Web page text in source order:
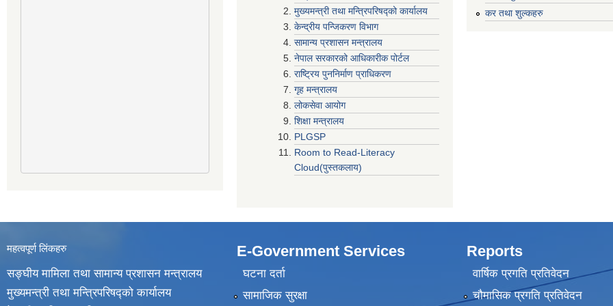
मुख्यमन्त्री तथा मन्त्रिपरिषद्‍को कार्यालय
केन्द्रीय पन्जिकरण विभाग
सामान्य प्रशासन मन्त्रालय
नेपाल सरकारको आधिकारीक पोर्टल
राष्ट्रिय पुननिर्माण प्राधिकरण
गृह मन्त्रालय
लोकसेवा आयोग
शिक्षा मन्त्रालय
PLGSP
Room to Read-Literacy
Cloud(पुस्तकलाय)
कर तथा शुल्कहरु
महत्वपूर्ण लिंकहरु
सङ्घीय मामिला तथा सामान्य प्रशासन मन्त्रालय
मुख्यमन्त्री तथा मन्त्रिपरिषद्‍को कार्यालय
E-Government Services
घटना दर्ता
सामाजिक सुरक्षा
Reports
वार्षिक प्रगति प्रतिवेदन
चौमासिक प्रगति प्रतिवेदन